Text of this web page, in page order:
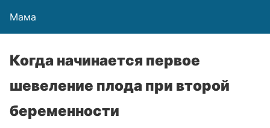
Мама
Когда начинается первое
шевеление плода при второй
беременности